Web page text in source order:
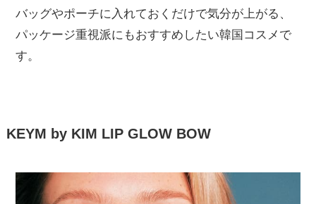
バッグやポーチに入れておくだけで気分が上がる、
パッケージ重視派にもおすすめしたい韓国コスメで
す。
KEYM by KIM LIP GLOW BOW